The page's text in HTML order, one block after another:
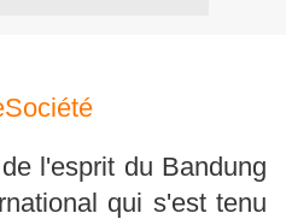
Société
l'esprit du Bandung
qui s'est tenu